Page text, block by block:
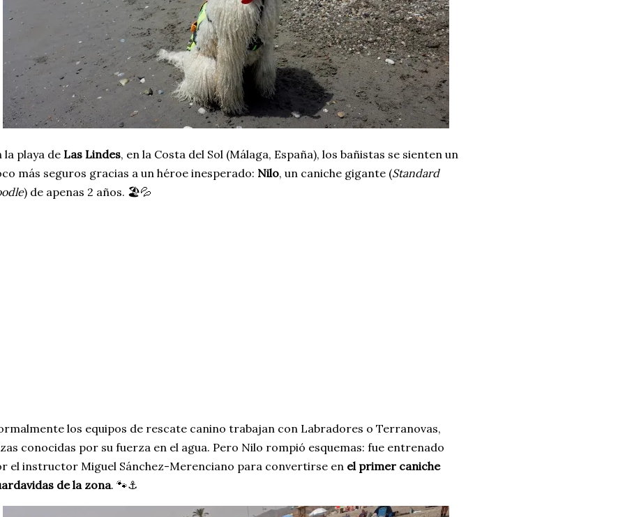
la playa deLas Lindes, en la Costa del Sol (Málaga, España), los bañistas se sienten un
más seguros gracias a un héroe inesperado: Nilo, un caniche gigante (Standard
) de apenas 2 años. 🏖️💦
los equipos de rescate canino trabajan con Labradores o Terranovas,
conocidas por su fuerza en el agua. Pero Nilo rompió esquemas: fue entrenado
el instructor Miguel Sánchez-Merenciano para convertirse en el primer caniche
de la zona. 🐾⚓️